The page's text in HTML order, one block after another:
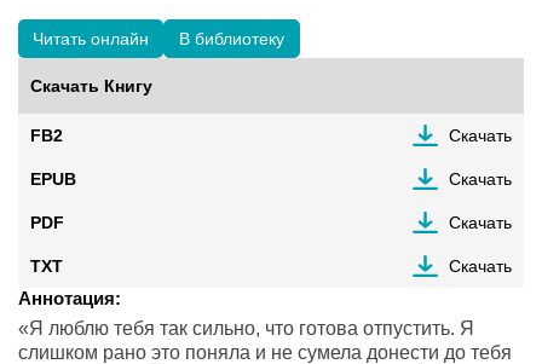
Читать онлайн В библиотеку
Скачать Книгу
FB2 Скачать
EPUB Скачать
PDF Скачать
TXT Скачать
Аннотация:
«Я люблю тебя так сильно, что готова отпустить. Я
слишком рано это поняла и не сумела донести до тебя